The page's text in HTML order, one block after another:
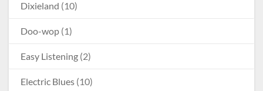
Dixieland (10)
Doo-wop (1)
Easy Listening (2)
Electric Blues (10)